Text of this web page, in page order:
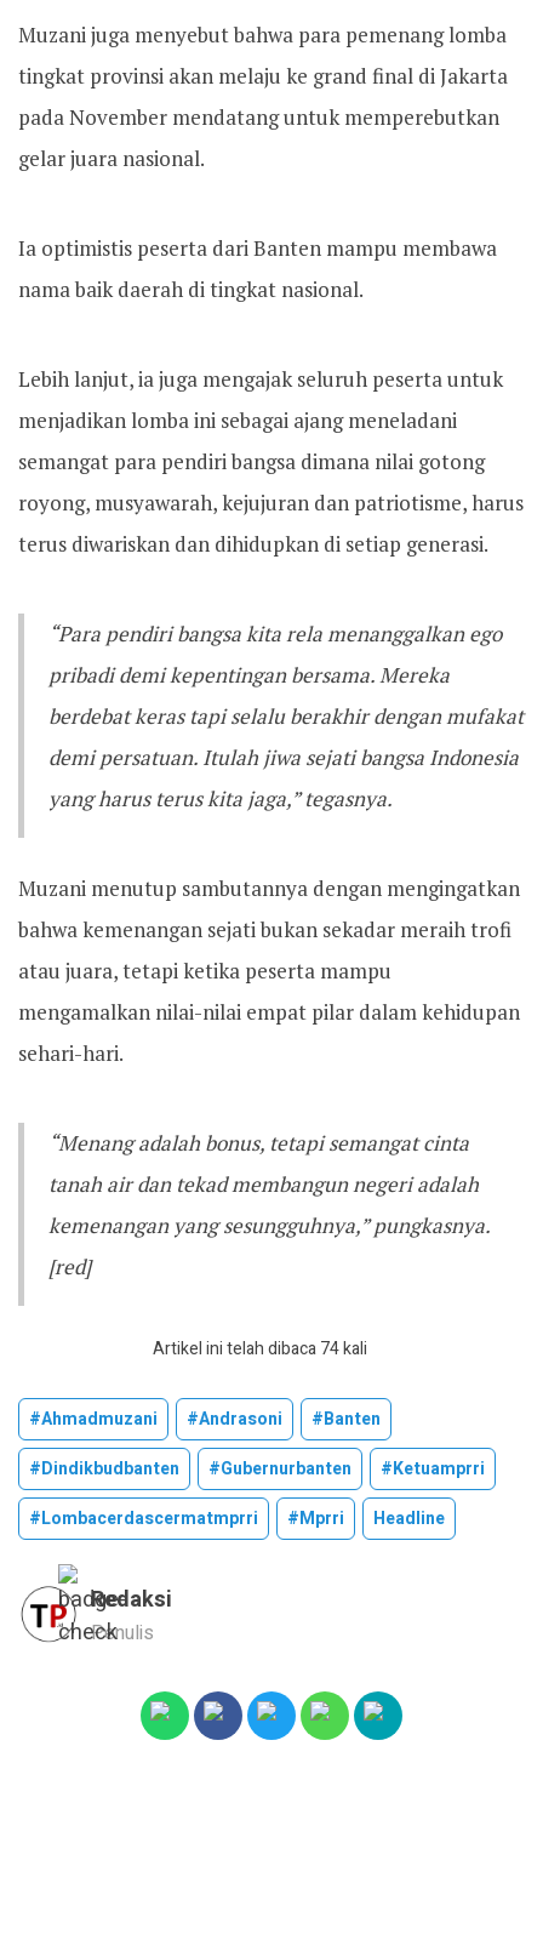
Muzani juga menyebut bahwa para pemenang lomba
tingkat provinsi akan melaju ke grand final di Jakarta
pada November mendatang untuk memperebutkan
gelar juara nasional.
Ia optimistis peserta dari Banten mampu membawa
nama baik daerah di tingkat nasional.
Lebih lanjut, ia juga mengajak seluruh peserta untuk
menjadikan lomba ini sebagai ajang meneladani
semangat para pendiri bangsa dimana nilai gotong
royong, musyawarah, kejujuran dan patriotisme, harus
terus diwariskan dan dihidupkan di setiap generasi.
“Para pendiri bangsa kita rela menanggalkan ego
pribadi demi kepentingan bersama. Mereka
berdebat keras tapi selalu berakhir dengan mufakat
demi persatuan. Itulah jiwa sejati bangsa Indonesia
yang harus terus kita jaga,” tegasnya.
Muzani menutup sambutannya dengan mengingatkan
bahwa kemenangan sejati bukan sekadar meraih trofi
atau juara, tetapi ketika peserta mampu
mengamalkan nilai-nilai empat pilar dalam kehidupan
sehari-hari.
“Menang adalah bonus, tetapi semangat cinta
tanah air dan tekad membangun negeri adalah
kemenangan yang sesungguhnya,” pungkasnya.
[red]
Artikel ini telah dibaca 74 kali
#ahmadmuzani #andrasoni
#banten
#dindikbudbanten
#gubernurbanten
#ketuamprri
#lombacerdascermatmprri
#mprri Headline
Redaksi
Penulis